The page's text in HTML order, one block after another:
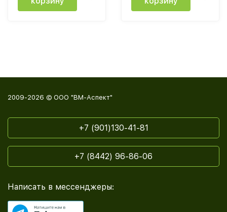
2009-2026 © ООО "ВМ-Аспект"
+7 (901)130-41-81
+7 (8442) 96-86-06
Написать в мессенджеры: